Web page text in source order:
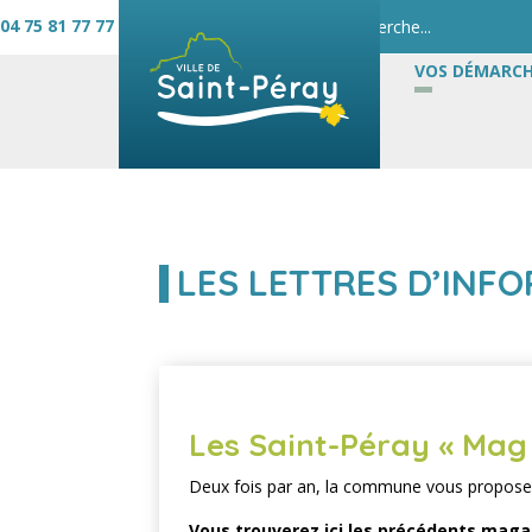
04 75 81 77 77
VOS
LES LETTRES
Les Saint-Péray « Mag
Deux fois par an, la commune vous